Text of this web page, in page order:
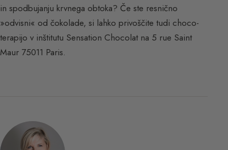
in spodbujanju krvnega obtoka? Če ste resnično
»odvisni« od čokolade, si lahko privoščite tudi choco-
terapijo v inštitutu Sensation Chocolat na 5 rue Saint
Maur 75011 Paris.